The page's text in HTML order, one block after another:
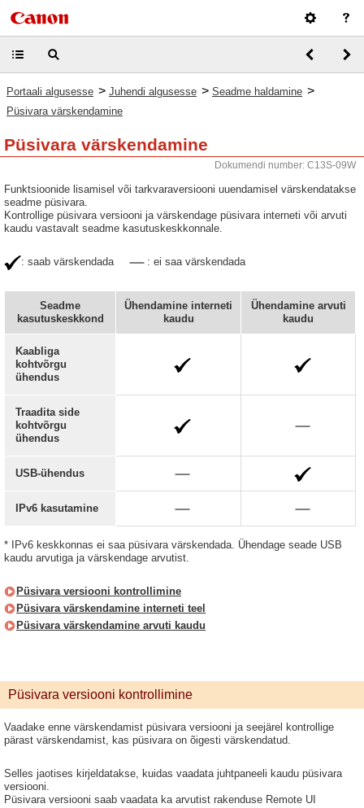
Portaali algusesse > Juhendi algusesse > Seadme haldamine >
Püsivara värskendamine
Püsivara värskendamine
Dokumendi number: C13S-09W
Funktsioonide lisamisel või tarkvaraversiooni uuendamisel värskendatakse
seadme püsivara.
Kontrollige püsivara versiooni ja värskendage püsivara interneti või arvuti
kaudu vastavalt seadme kasutuskeskkonnale.
: saab värskendada : ei saa värskendada
Seadme
kasutuskeskkond
Ühendamine interneti
kaudu
Ühendamine arvuti
kaudu
Kaabliga
kohtvõrgu
ühendus
Traadita side
kohtvõrgu
ühendus
USB-ühendus
IPv6 kasutamine
* IPv6 keskkonnas ei saa püsivara värskendada. Ühendage seade USB
kaudu arvutiga ja värskendage arvutist.
Püsivara versiooni kontrollimine
Püsivara värskendamine interneti teel
Püsivara värskendamine arvuti kaudu
Püsivara versiooni kontrollimine
Vaadake enne värskendamist püsivara versiooni ja seejärel kontrollige
pärast värskendamist, kas püsivara on õigesti värskendatud.
Selles jaotises kirjeldatakse, kuidas vaadata juhtpaneeli kaudu püsivara
versiooni.
Püsivara versiooni saab vaadata ka arvutist rakenduse Remote UI